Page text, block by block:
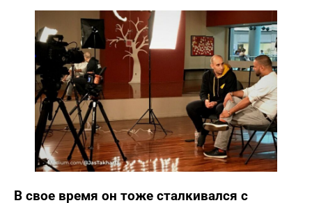
В свое время он тоже сталкивался с